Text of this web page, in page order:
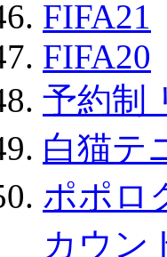
FIFA21
FIFA20
予約制
白猫テ
ポポロ
カウン